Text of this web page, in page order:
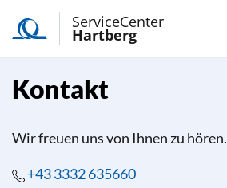
ServiceCenter
Hartberg
Kontakt
Wir freuen uns von Ihnen zu hören.
+43 3332 635660